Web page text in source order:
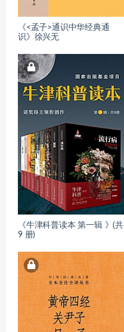
《<孟子>通识中华经典通
识》徐兴无
《牛津科普读本 第一辑 》(共
9 册)